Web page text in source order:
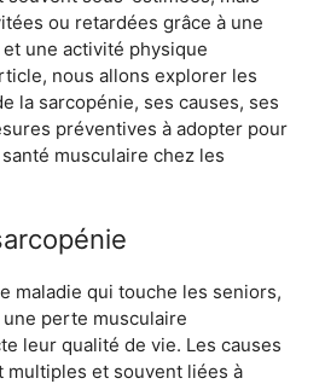
ou retardées grâce à une
une activité physique
nous allons explorer les
la sarcopénie, ses causes, ses
préventives à adopter pour
musculaire chez les
maladie qui touche les seniors,
perte musculaire
leur qualité de vie. Les causes
multiples et souvent liées à